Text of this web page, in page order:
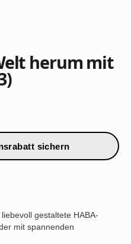
herum mit
sichern
gestaltete HABA-
mit spannenden